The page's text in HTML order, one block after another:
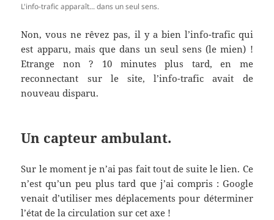
L'info-trafic apparaît... dans un seul sens.
Non, vous ne rêvez pas, il y a bien l’info-trafic qui
est apparu, mais que dans un seul sens (le mien) !
Etrange non ? 10 minutes plus tard, en me
reconnectant sur le site, l’info-trafic avait de
nouveau disparu.
Un capteur ambulant.
Sur le moment je n’ai pas fait tout de suite le lien. Ce
n’est qu’un peu plus tard que j’ai compris : Google
venait d’utiliser mes déplacements pour déterminer
l’état de la circulation sur cet axe !